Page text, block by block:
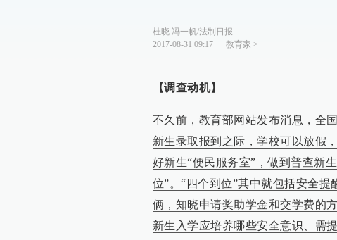
杜晓 冯一帆/法制日报
2017-08-31 09:17
教育家 >
【调查动机】
不久前，教育部网站发布消息，全
新生录取报到之际，学校可以放假
好新生“便民服务室”，做到普查新
位”。“四个到位”其中就包括安全
俩，知晓申请奖助学金和交学费的
新生入学应培养哪些安全意识、需